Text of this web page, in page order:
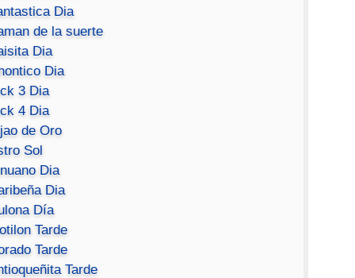
Dia
de la suerte
Dia
Dia
3 Dia
4 Dia
de Oro
Sol
Dia
Dia
Día
Tarde
Tarde
Tarde